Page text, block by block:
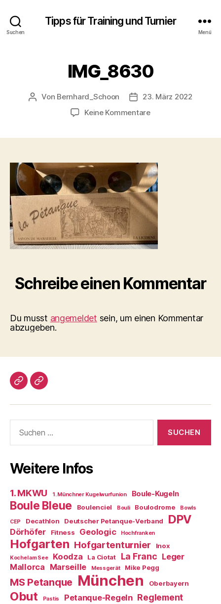
Suchen
Tipps für Training und Turnier
Menü
IMG_8630
Beitragsautor
Von Bernhard_Schoon Veröffentlichungsdatum
23. März 2022
Keine Kommentarezu
Schreibe einen Kommentar
Du musst angemeldet sein, um einen Kommentar
abzugeben.
Impressum/DatSchutz
Beliebte
nach:
Weitere Infos
1. MKWU 1. Münchner Kugelwurfunion Boule-Kugeln
Boule Bleue Boulenciel Bouli Boulodrome Bowls
CEP Decathlon Deutscher Petanque-Verband DPV
Dörhöfer Fitness Geologic Hochfranken
Hofgarten Hofgartenturnier Inox
Kochel am See Koodza La Ciotat La Franc Leger
Mallorca Marseille Messgerät Mike Pegg
MS Petanque München Oberbayern
Obut Pastis Petanque-Regeln Reglement